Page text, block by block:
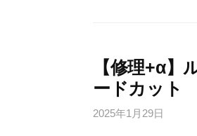
【修理+α】
ードカット
2025年1月29日